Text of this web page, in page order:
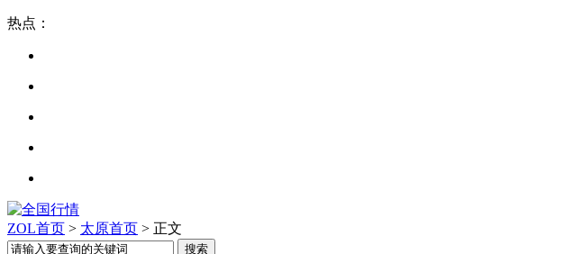
热点：
ZOL首页 > 太原首页 > 正文